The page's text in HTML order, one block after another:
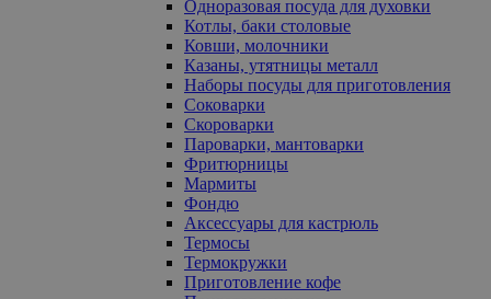
Одноразовая посуда для духовки
Котлы, баки столовые
Ковши, молочники
Казаны, утятницы металл
Наборы посуды для приготовления
Соковарки
Скороварки
Пароварки, мантоварки
Фритюрницы
Мармиты
Фондю
Аксессуары для кастрюль
Термосы
Термокружки
Приготовление кофе